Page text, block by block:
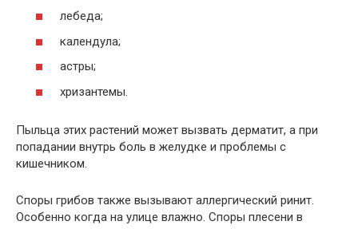
лебеда;
календула;
астры;
хризантемы.
Пыльца этих растений может вызвать дерматит, а при
попадании внутрь боль в желудке и проблемы с
кишечником.
Споры грибов также вызывают аллергический ринит.
Особенно когда на улице влажно. Споры плесени в